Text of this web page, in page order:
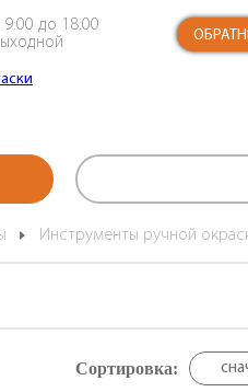
9:00 до 18:00
Инструменты ручной
Сортировка: